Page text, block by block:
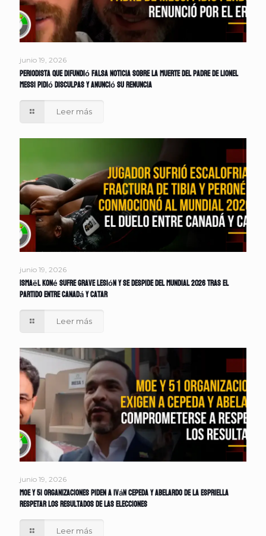
junio 19, 2026
Periodista que difundió falsa noticia sobre la muerte del padre de Lionel
Messi pidió disculpas y anunció su renuncia
Leer más
junio 19, 2026
Ismaël Koné sufre grave lesión y se despide del Mundial 2026 tras el
partido entre Canadá y Catar
Leer más
junio 19, 2026
MOE y 51 organizaciones piden a Iván Cepeda y Abelardo de la Espriella
respetar los resultados de las elecciones
Leer más